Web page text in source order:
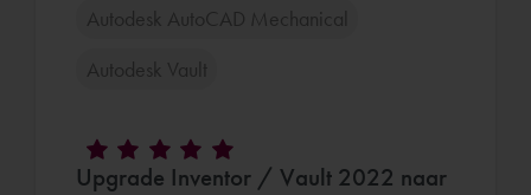
Autodesk AutoCAD Mechanical
Autodesk Vault
Upgrade Inventor / Vault 2022 naar